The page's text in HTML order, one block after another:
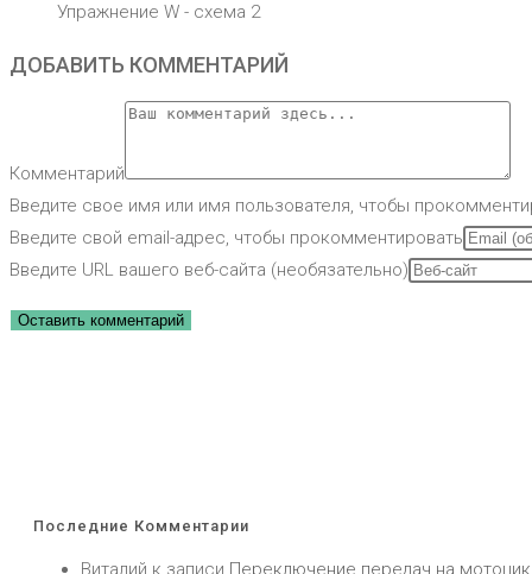
Упражнение W - схема 2
ДОБАВИТЬ КОММЕНТАРИЙ
Комментарий
Введите свое имя или имя пользователя, чтобы
Введите свой email-адрес, чтобы прокомментировать
Введите URL вашего веб-сайта (необязательно)
Последние Комментарии
Виталий к записи Переключение передач на